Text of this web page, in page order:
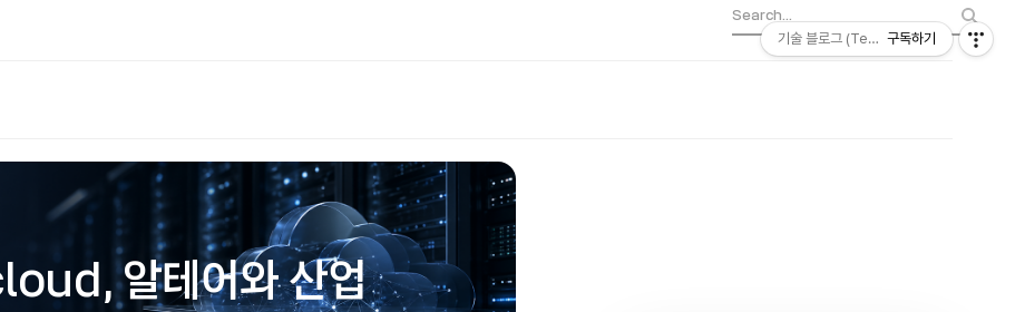
알테어와 산업
기술 블로그 (Tech) | kt cloud
구독하기